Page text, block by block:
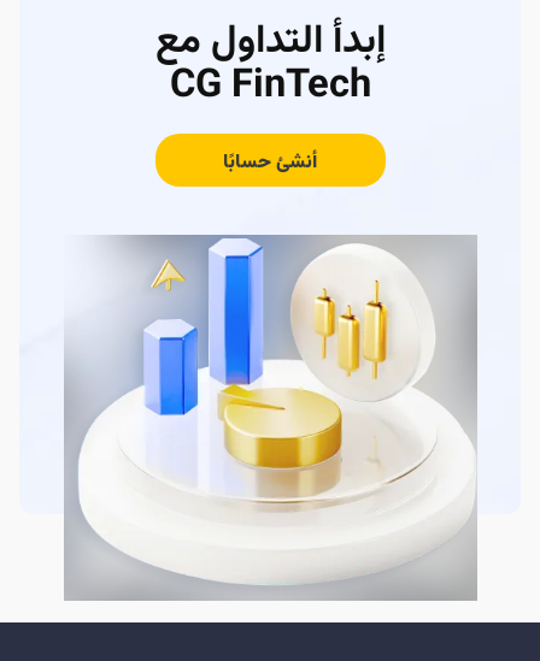
إبدأ التداول مع
CG FinTech
أنشئ حسابًا